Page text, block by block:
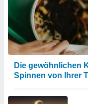
Die gewöhnlichen
Spinnen von Ihrer